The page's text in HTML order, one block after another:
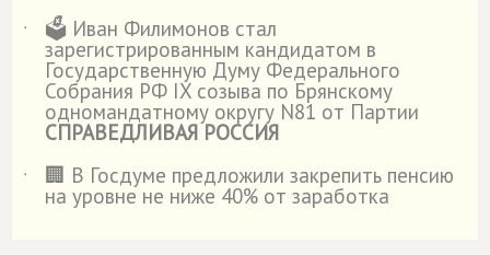
˙
🗳️ Иван Филимонов стал
зарегистрированным кандидатом в
Государственную Думу Федерального
Собрания РФ IX созыва по Брянскому
одномандатному округу N81 от Партии
СПРАВЕДЛИВАЯ РОССИЯ
˙
🏢 В Госдуме предложили закрепить пенсию
на уровне не ниже 40% от заработка